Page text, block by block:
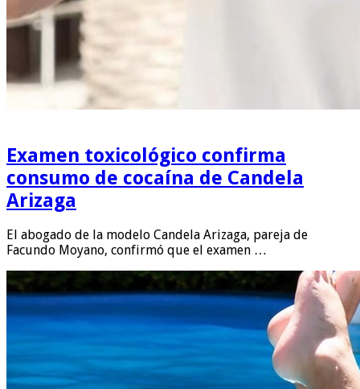
Examen toxicológico confirma
consumo de cocaína de Candela
Arizaga
El abogado de la modelo Candela Arizaga, pareja de
Facundo Moyano, confirmó que el examen …